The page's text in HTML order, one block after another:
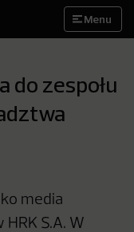
Menu
do zespołu
media
S.A. W